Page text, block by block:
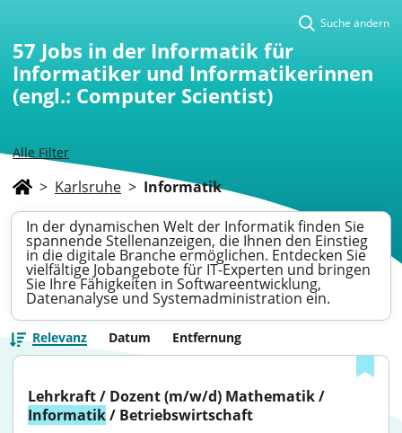
Alle Filter
Suche ändern
57 Jobs in der Informatik für
Informatiker und Informatikerinnen
(engl.: Computer Scientist)
> Karlsruhe > Informatik
In der dynamischen Welt der Informatik finden Sie
spannende Stellenanzeigen, die Ihnen den Einstieg
in die digitale Branche ermöglichen. Entdecken Sie
vielfältige Jobangebote für IT-Experten und bringen
Sie Ihre Fähigkeiten in Softwareentwicklung,
Datenanalyse und Systemadministration ein.
Relevanz Datum Entfernung
Informatik / Betriebswirtschaft